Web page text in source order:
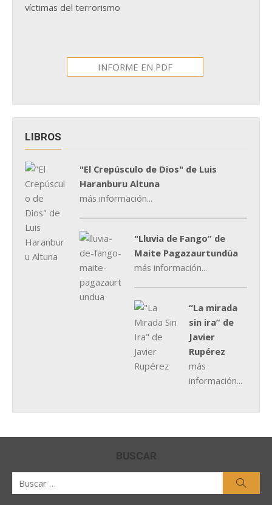
víctimas del terrorismo
INFORME EN PDF
LIBROS
"El Crepúsculo de Dios" de Luis
Haranburu Altuna
más información...
"Lluvia de Fango” de
Maite Pagazaurtundúa
más información...
“La mirada
sin ira” de
Javier
Rupérez
más
información...
BUSCAR